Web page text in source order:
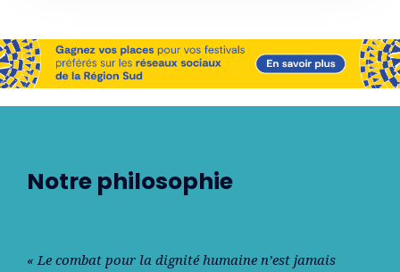
Notre philosophie
« Le combat pour la dignité humaine n’est jamais